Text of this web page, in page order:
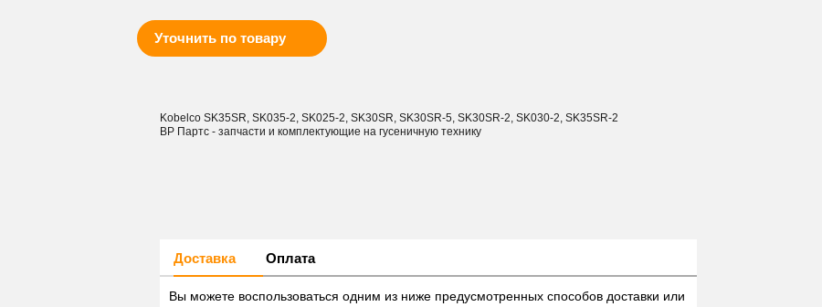
Уточнить по товару
Kobelco SK35SR, SK035-2, SK025-2, SK30SR, SK30SR-5, SK30SR-2, SK030-2, SK35SR-2
ВР Партс - запчасти и комплектующие на гусеничную технику
Доставка Оплата
Вы можете воспользоваться одним из ниже предусмотренных способов доставки или